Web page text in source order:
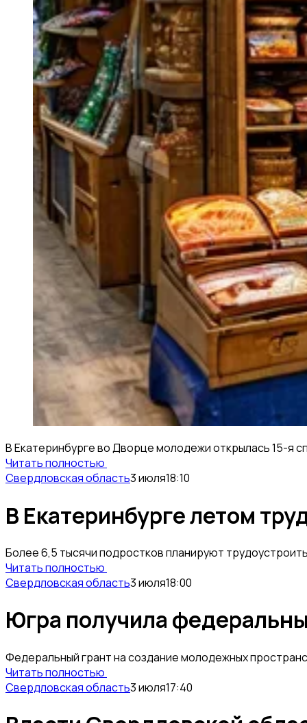
В Екатеринбурге во Дворце молодежи открылась 15-я
Читать полностью
Свердловская область3 июля18:10
В Екатеринбурге летом
Более 6,5 тысячи подростков планируют
Читать полностью
Свердловская область3 июля18:00
Югра получила
Федеральный грант на создание молодежных
Читать полностью
Свердловская область3 июля17:40